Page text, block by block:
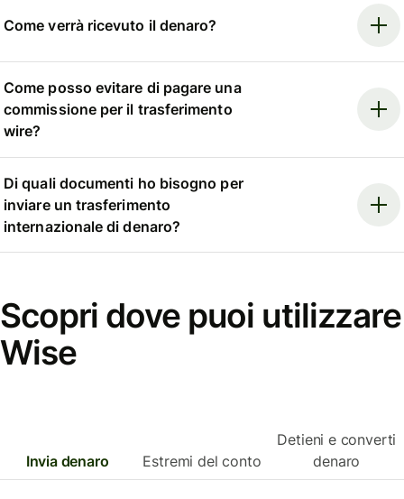
Come verrà ricevuto il denaro?
Come posso evitare di pagare una
commissione per il trasferimento
wire?
Di quali documenti ho bisogno per
inviare un trasferimento
internazionale di denaro?
Scopri dove puoi utilizzare
Wise
Invia denaro Estremi del conto
Detieni e converti
denaro